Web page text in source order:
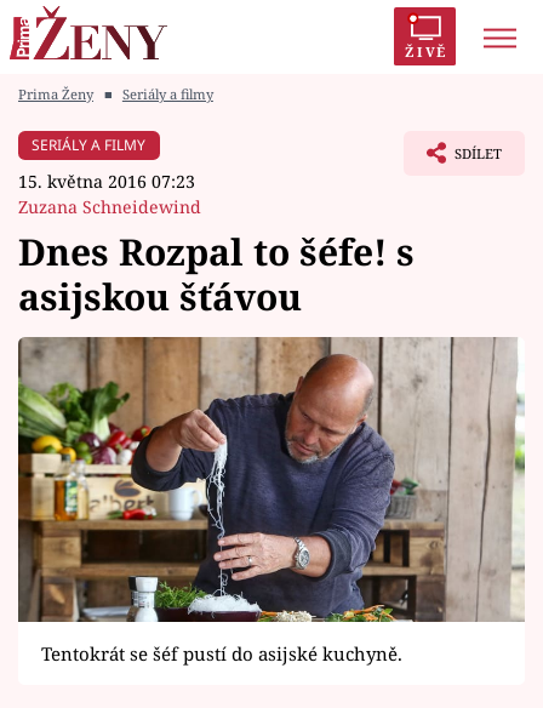
ŽIVĚ
Módní alarm
Témata
Celebrity
Vztahy
Seriály
Horoskopy
Sledujte prima+
Filmový festival Karlovy Vary
Prima Ženy ■ Seriály a filmy
SERIÁLY A FILMY
15. května 2016 07:23
Zuzana Schneidewind
SDÍLET
Dnes Rozpal to šéfe! s
asijskou šťávou
Tentokrát se šéf pustí do asijské kuchyně.